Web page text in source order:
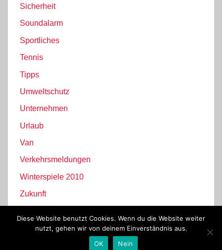
Sicherheit
Soundalarm
Sportliches
Tennis
Tipps
Umweltschutz
Unternehmen
Urlaub
Van
Verkehrsmeldungen
Winterspiele 2010
Zukunft
WordPress-Theme: Donovan von ThemeZee.
Diese Website benutzt Cookies. Wenn du die Website weiter
nutzt, gehen wir von deinem Einverständnis aus.
OK
Nein